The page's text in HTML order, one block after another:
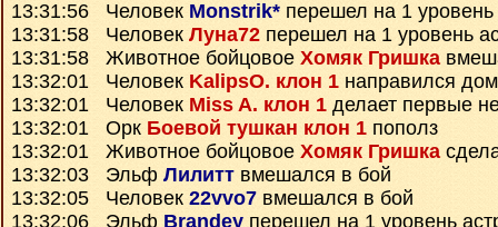
13:31:56 Человек Monstrik* перешел на 1 уровень
13:31:58 Человек Луна72 перешел на 1 уровень
13:31:58 Животное бойцовое Хомяк Гришка
13:32:01 Человек KalipsO. клон 1 направился
13:32:01 Человек Miss A. клон 1 делает первые
13:32:01 Орк Боевой тушкан клон 1 пополз
13:32:01 Животное бойцовое Хомяк Гришка
13:32:03 Эльф Лилитт вмешался в бой
13:32:05 Человек 22vvo7 вмешался в бой
13:32:06 Эльф Brandey перешел на 1 уровень